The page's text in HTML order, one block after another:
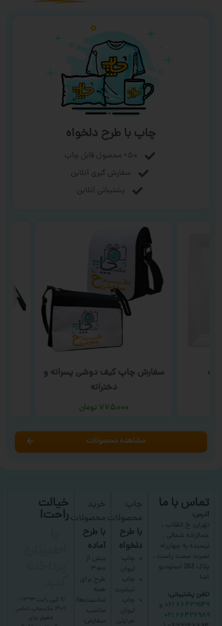
چاپ با طرح دلخواه
۵۰+ محصول قابل چاپ
سفارش گیری آنلاین
پشتیبانی آنلاین
سفارش چاپ کیف دوشی پسرانه و
دخترانه
۷۷۵,۰۰۰تومان
مشاهده محصولات
تماس با ما
آدرس:
تهران، خ انقلاب ،
جمالزاده شمالی ،
نرسیده به چهارراه
نصرت سمت راست ،
پلاک 263 استودیو
اشا
تلفن پشتیبانی:
۶۶۴۳۹۱۴۹ ۰۲۱
و
۶۶۴۲۶۹۸۹ ۰۲۱
چاپ
محصولات
با طرح
دلخواه
چاپ
لیوان
چاپ
تیشرت
چاپ
لیوان
حرارتی
خرید
محصولات
با طرح
آماده
بیش از
۳۰۰۰
طرح برای
همه
مناسبت‌ها؛
مناسب
سفارش:
خیالت
راحت!
۱۴۰۲ عکسچاپ
تمامی
حقوق برای